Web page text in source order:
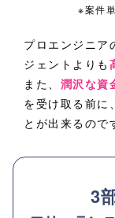
※案件
プロエンジニア
ジェントよりも
また、 潤沢な資
を受け取る前に
とが出来るので
3